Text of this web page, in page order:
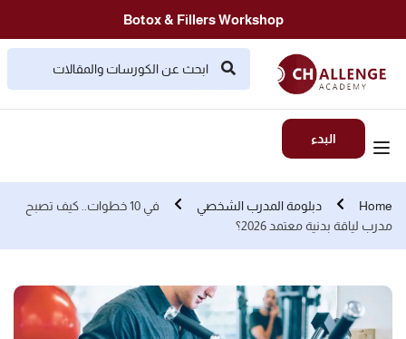
Botox & Fillers Workshop
البدء
Home دبلومة المدرب الشخصي
في 10 خطوات.. كيف تصبح
مدرب لياقة بدنية معتمد 2026؟